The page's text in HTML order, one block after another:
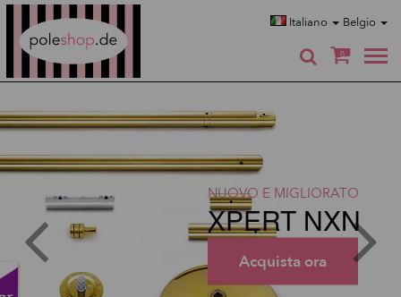
Italiano Belgio
0
NUOVO E MIGLIORATO
XPERT NXN
Acquista ora